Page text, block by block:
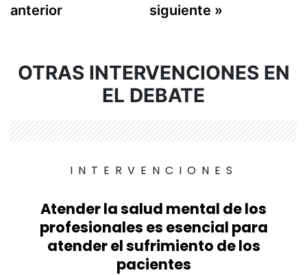
anterior
siguiente »
OTRAS INTERVENCIONES EN
EL DEBATE
INTERVENCIONES
Atender la salud mental de los
profesionales es esencial para
atender el sufrimiento de los
pacientes